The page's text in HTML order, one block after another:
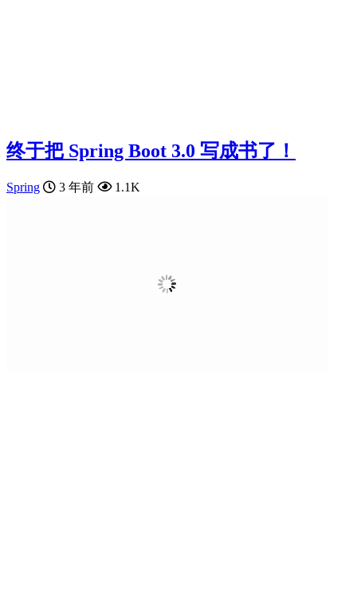
终于把 Spring Boot 3.0 写成书了！
Spring 3 年前 1.1K